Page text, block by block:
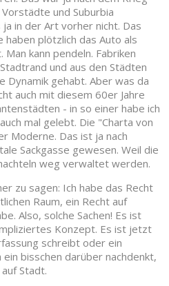
und Suburbia
in der Art vorher nicht. Das
plötzlich das Auto als
kann pendeln. Fabriken
und aus den Städten
Dynamik gehabt. Aber was da
auch mit diesem 60er Jahre
- in so einer habe ich
mal gelebt. Die "Charta von
Moderne. Das ist ja nach
Sackgasse gewesen. Weil die
weg verwaltet werden.
zu sagen: Ich habe das Recht
Raum, ein Recht auf
Also, solche Sachen! Es ist
Konzept. Es ist jetzt
schreibt oder ein
bisschen darüber nachdenkt,
Stadt.